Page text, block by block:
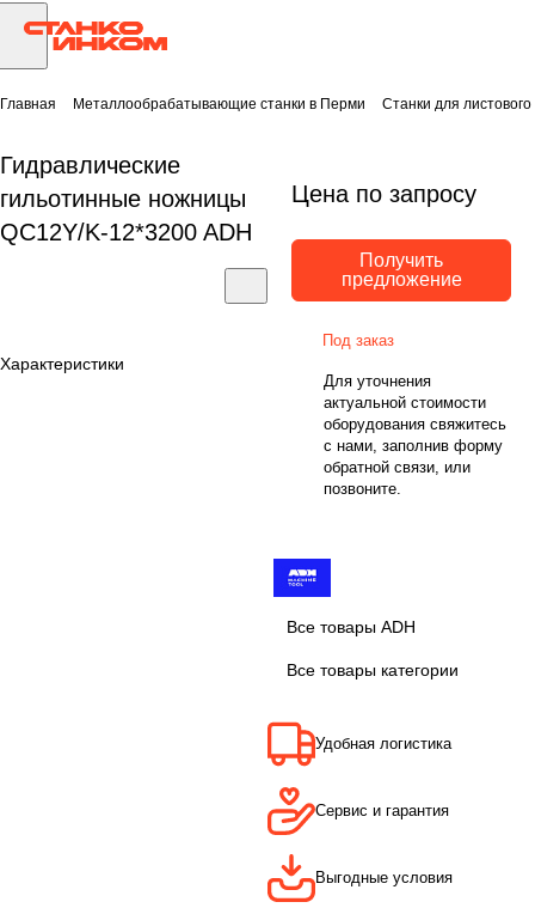
Главная Металлообрабатывающие станки в Перми Станки для
Гидравлические
гильотинные ножницы
QC12Y/K-12*3200 ADH
Характеристики
Цена по запросу
Получить
предложение
Под заказ
Для уточнения
актуальной стоимости
оборудования свяжитесь
с нами, заполнив форму
обратной связи, или
позвоните.
Все товары ADH
Все товары категории
Удобная логистика
Сервис и гарантия
Выгодные условия